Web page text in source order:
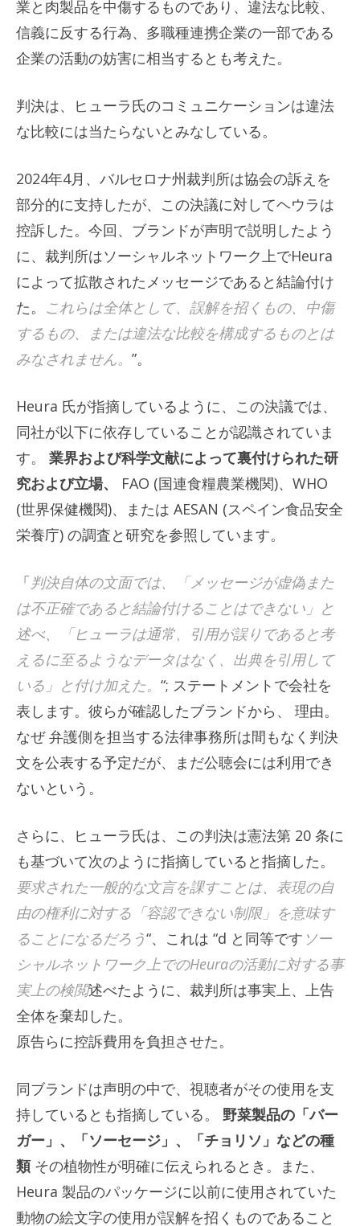
業と肉製品を中傷するものであり、違法な比較、
信義に反する行為、多職種連携企業の一部である
企業の活動の妨害に相当するとも考えた。
判決は、ヒューラ氏のコミュニケーションは違法
な比較には当たらないとみなしている。
2024年4月、バルセロナ州裁判所は協会の訴えを
部分的に支持したが、この決議に対してヘウラは
控訴した。今回、ブランドが声明で説明したよう
に、裁判所はソーシャルネットワーク上でHeura
によって拡散されたメッセージであると結論付け
た。 これらは全体として、誤解を招くもの、中傷
するもの、または違法な比較を構成するものとは
みなされません。 ”。
Heura 氏が指摘しているように、この決議では、
同社が以下に依存していることが認識されていま
す。 業界および科学文献によって裏付けられた研
究および立場、
FAO (国連食糧農業機関)、WHO
(世界保健機関)、または AESAN (スペイン食品安全
栄養庁) の調査と研究を参照しています。
「判決自体の文面では、「メッセージが虚偽また
は不正確であると結論付けることはできない」と
述べ、「ヒューラは通常、引用が誤りであると考
えるに至るようなデータはなく、出典を引用して
いる」と付け加えた。 “; ステートメントで会社を
表します。彼らが確認したブランドから、 理由。
なぜ弁護側を担当する法律事務所は間もなく判決
文を公表する予定だが、まだ公聴会には利用でき
ないという。
さらに、ヒューラ氏は、この判決は憲法第 20 条に
も基づいて次のように指摘していると指摘した。
要求された一般的な文言を課すことは、表現の自
由の権利に対する「容認できない制限」を意味す
ることになるだろう“、これは “d と同等です ソー
シャルネットワーク上でのHeuraの活動に対する事
実上の検閲述べたように、裁判所は事実上、上告
全体を棄却した。
原告らに控訴費用を負担させた。
同ブランドは声明の中で、視聴者がその使用を支
持しているとも指摘している。 野菜製品の「バー
ガー」、「ソーセージ」、「チョリソ」などの種
類その植物性が明確に伝えられるとき。また、
Heura 製品のパッケージに以前に使用されていた
動物の絵文字の使用が誤解を招くものであること